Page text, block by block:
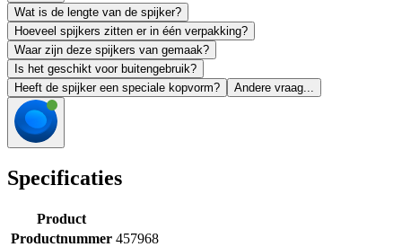
Wat is de lengte van de spijker?
Hoeveel spijkers zitten er in één verpakking?
Waar zijn deze spijkers van gemaak?
Is het geschikt voor buitengebruik?
Heeft de spijker een speciale kopvorm?
Andere vraag...
Specificaties
Product
Productnummer 457968